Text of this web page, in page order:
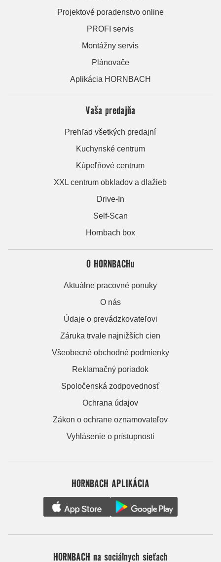
Projektové poradenstvo online
PROFI servis
Montážny servis
Plánovače
Aplikácia HORNBACH
Vaša predajňa
Prehľad všetkých predajní
Kuchynské centrum
Kúpeľňové centrum
XXL centrum obkladov a dlažieb
Drive-In
Self-Scan
Hornbach box
O HORNBACHu
Aktuálne pracovné ponuky
O nás
Údaje o prevádzkovateľovi
Záruka trvale najnižších cien
Všeobecné obchodné podmienky
Reklamačný poriadok
Spoločenská zodpovednosť
Ochrana údajov
Zákon o ochrane oznamovateľov
Vyhlásenie o prístupnosti
HORNBACH APLIKÁCIA
HORNBACH na sociálnych sieťach